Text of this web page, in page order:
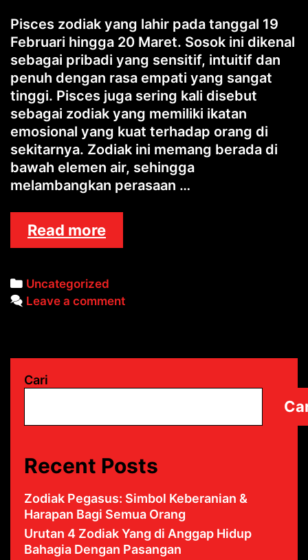
Pisces zodiak yang lahir pada tanggal 19
Februari hingga 20 Maret. Sosok ini dikenal
sebagai pribadi yang sensitif, intuitif dan
penuh dengan rasa empati yang sangat
tinggi. Pisces juga sering kali disebut
sebagai zodiak yang memiliki ikatan
emosional yang kuat terhadap orang di
sekitarnya. Zodiak ini memang berada di
bawah elemen air, sehingga
melambangkan perasaan …
Read moreRamalan
Zodiak
Perjalanan
Emosi
Pisces
Categories
Uncategorized
Leave a comment
Cari
Recent Posts
Zodiak Pegasus: Simbol Keberanian &
Harapan Bagi Semua Orang
Urutan 4 Zodiak Yang di Anggap Hidup
Bahagia Dengan Pasangan